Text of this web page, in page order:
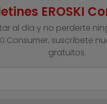
EROSKI
al día y no perderte
Consumer, suscríbete
gratuitos.